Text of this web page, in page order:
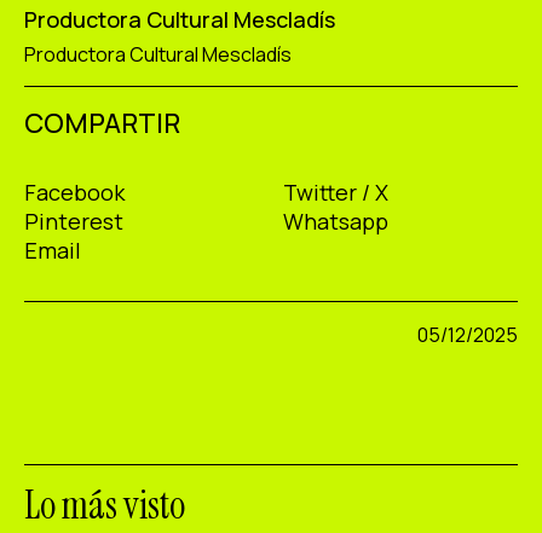
Productora Cultural Mescladís
Productora Cultural Mescladís
COMPARTIR
Facebook
Twitter / X
Pinterest
Whatsapp
Email
05/12/2025
Lo más visto